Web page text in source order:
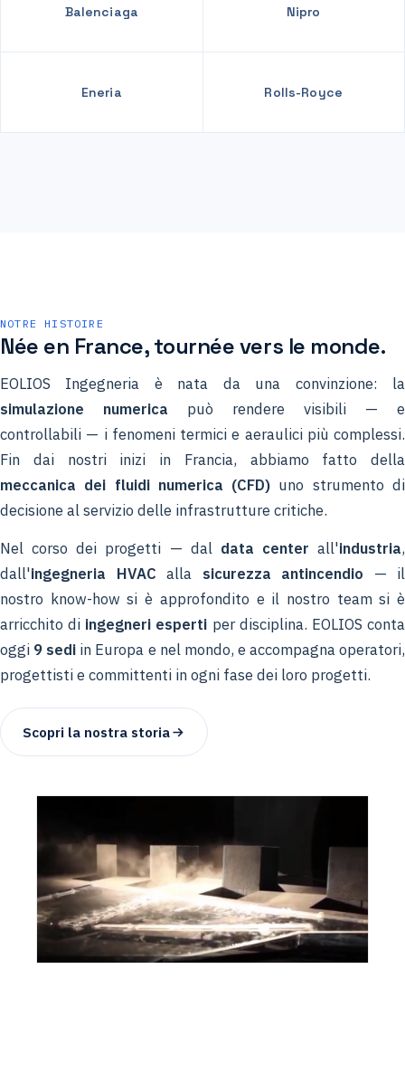
Balenciaga Nipro
Eneria Rolls-Royce
NOTRE HISTOIRE
Née en France, tournée vers le monde.
EOLIOS Ingegneria è nata da una convinzione: la
simulazione numerica può rendere visibili — e
controllabili — i fenomeni termici e aeraulici più complessi.
Fin dai nostri inizi in Francia, abbiamo fatto della
meccanica dei fluidi numerica (CFD) uno strumento di
decisione al servizio delle infrastrutture critiche.
Nel corso dei progetti — dal data center all'industria,
dall'ingegneria HVAC alla sicurezza antincendio — il
nostro know-how si è approfondito e il nostro team si è
arricchito di ingegneri esperti per disciplina. EOLIOS conta
oggi 9 sedi in Europa e nel mondo, e accompagna operatori,
progettisti e committenti in ogni fase dei loro progetti.
Scopri la nostra storia